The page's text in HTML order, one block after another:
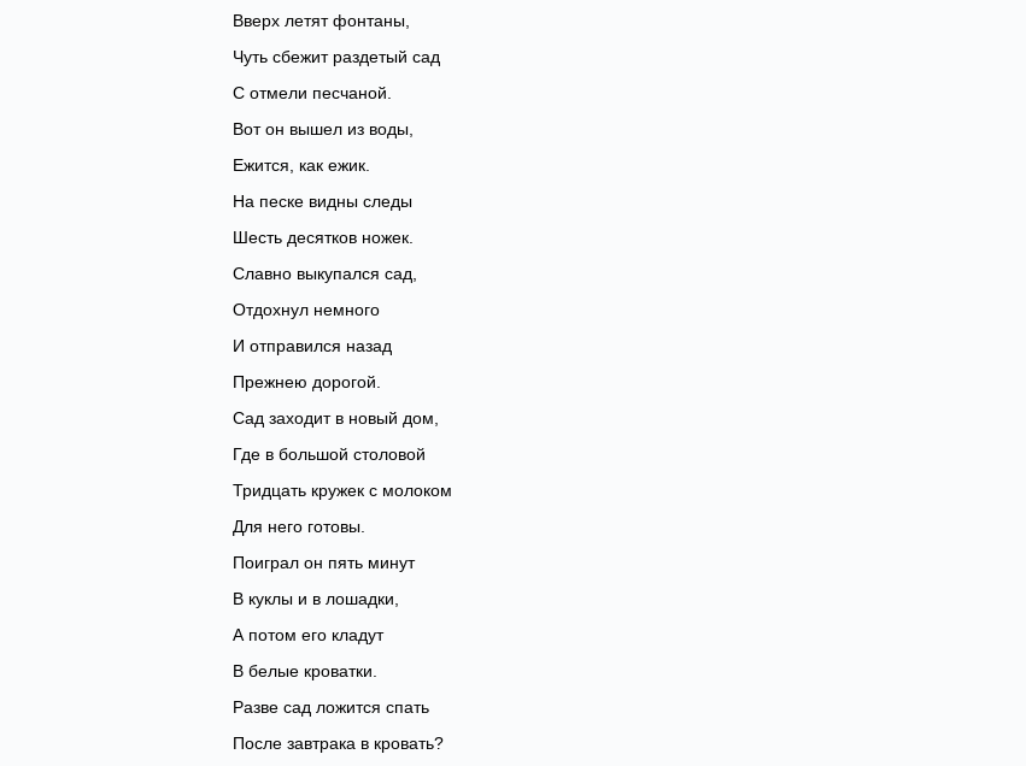
Вверх летят фонтаны,
Чуть сбежит раздетый сад
С отмели песчаной.
Вот он вышел из воды,
Ежится, как ежик.
На песке видны следы
Шесть десятков ножек.
Славно выкупался сад,
Отдохнул немного
И отправился назад
Прежнею дорогой.
Сад заходит в новый дом,
Где в большой столовой
Тридцать кружек с молоком
Для него готовы.
Поиграл он пять минут
В куклы и в лошадки,
А потом его кладут
В белые кроватки.
Разве сад ложится спать
После завтрака в кровать?